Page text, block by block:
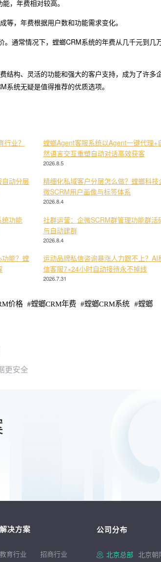
，年费相对较高。
，年费根据用户数和功能需求变化。
通常情况下，螳螂CRM系统的年费从几千元到几
结构、灵活的功能和强大的客户支持，成为了许多
统无疑是值得推荐的优质选项。
业？
螳螂Agent客服系统以Agent一键代理+
然语言交互重塑自动对话高效获客
2026.8.5
动分层
精细化私域客户分层怎么做？螳螂科技
微SCRM用户画像与标签体系
2026.8.4
统功能
社群运营：企微SCRM群管理功能群活
与自动建群
2026.8.4
能？螳
运动品牌私信咨询暴涨人力跟不上？AI
信客服7×24小时自动接待永不掉线
2026.7.31
价格 #螳螂CRM年费 #螳螂CRM系统 #螳螂
更安全
解决方案
教育行业 招商行业
公司分布
北京总部 北京朝